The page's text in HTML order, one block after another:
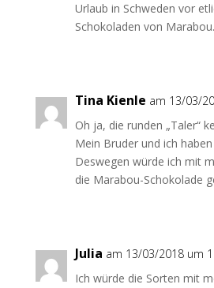
Urlaub in Schweden vor
Schokoladen von Marabou.
Tina Kienle am 13/03/
Oh ja, die runden „Taler“
Mein Bruder und ich
Deswegen würde ich mit
die Marabou-Schokolade
Julia am 13/03/2018 um
Ich würde die Sorten mit